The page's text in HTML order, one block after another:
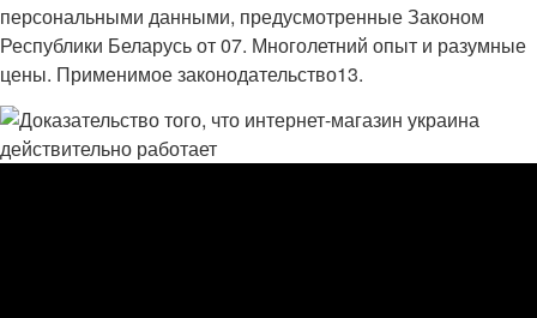
персональными данными, предусмотренные Законом
Республики Беларусь от 07. Многолетний опыт и разумные
цены. Применимое законодательство13.